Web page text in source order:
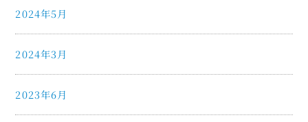
2024年5月
2024年3月
2023年6月